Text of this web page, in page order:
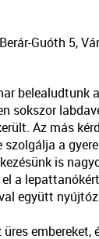
Guóth 5,
belealudtunk
sokszor
Az más
a
is
a
együtt
embereket,